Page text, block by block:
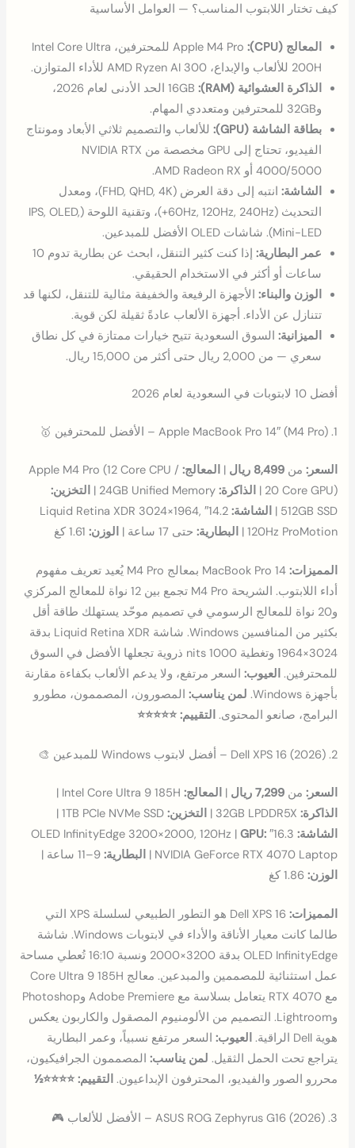
كيف تختار اللابتوب المناسب؟ — العوامل الأساسية
المعالج (CPU):
Apple M4 Pro للمحترفين، Intel Core Ultra
200H للألعاب والإبداع، AMD Ryzen AI 300 للأداء المتوازن.
الذاكرة العشوائية (RAM):
16GB الحد الأدنى لعام 2026،
و32GB للمحترفين ومتعددي المهام.
بطاقة الشاشة (GPU):
للألعاب والتصميم ثلاثي الأبعاد ومونتاج
الفيديو، تحتاج إلى GPU مخصصة من NVIDIA RTX
4000/5000 أو AMD Radeon RX.
الشاشة:
انتبه إلى دقة العرض (FHD, QHD, 4K)، ومعدل
التحديث (60Hz, 120Hz, 240Hz+)، وتقنية اللوحة (IPS, OLED,
Mini-LED). شاشات OLED الأفضل للمبدعين.
عمر البطارية:
إذا كنت كثير التنقل، ابحث عن بطارية تدوم 10
ساعات أو أكثر في الاستخدام الحقيقي.
الوزن والبناء: الأجهزة الرفيعة والخفيفة مثالية للتنقل، لكنها قد
تتنازل عن الأداء. أجهزة الألعاب عادةً ثقيلة لكن قوية.
الميزانية: السوق السعودية تتيح خيارات ممتازة في كل نطاق
سعري — من 2,000 ريال حتى أكثر من 15,000 ريال.
أفضل 10 لابتوبات في السعودية لعام 2026
1. Apple MacBook Pro 14″ (M4 Pro) – الأفضل للمحترفين 🥇
السعر: من8,499 ريال |المعالج: Apple M4 Pro (12 Core CPU /
20 Core GPU) |
الذاكرة: 24GB Unified Memory |
التخزين:
512GB SSD |
الشاشة:
14.2″ Liquid Retina XDR 3024×1964,
120Hz ProMotion |
البطارية: حتى 17 ساعة | الوزن:
المميزات:
MacBook Pro 14 بمعالج M4 Pro يُعيد تعريف مفهوم
أداء اللابتوب. الشريحة M4 Pro تجمع بين 12 نواة للمعالج المركزي
و20 نواة للمعالج الرسومي في تصميم موحّد يستهلك طاقة أقل
بكثير من المنافسين Windows. شاشة Liquid Retina XDR بدقة
3024×1964 وتغطية 1000 nits ذروية تجعلها الأفضل في السوق
للمحترفين.العيوب: السعر مرتفع، ولا يدعم الألعاب بكفاءة مقارنة
بأجهزة Windows.
لمن يناسب: المصورون، المصممون، مطورو
البرامج، صانعو المحتوى.التقييم: ⭐⭐⭐⭐⭐
2. Dell XPS 16 (2026) – أفضل لابتوب Windows للمبدعين 🎨
السعر: من7,299 ريال | المعالج:
الذاكرة:
التخزين: 1TB PCIe NVMe SSD |
الشاشة:
GPU:
NVIDIA GeForce RTX 4070 Laptop |
البطارية: 9–11 ساعة |
الوزن: 1.86 كغ
المميزات:
Dell XPS 16 هو التطور الطبيعي لسلسلة XPS التي
طالما كانت معيار الأناقة والأداء في لابتوبات Windows. شاشة
OLED InfinityEdge بدقة 3200×2000 ونسبة 16:10 تُعطي مساحة
عمل استثنائية للمصممين والمبدعين. معالج Core Ultra 9 185H
مع RTX 4070 يتعامل بسلاسة مع Adobe Premiere وPhotoshop
وLightroom. التصميم من الألومنيوم المصقول والكاربون يعكس
هوية Dell الراقية.
العيوب: السعر مرتفع نسبياً، وعمر البطارية
يتراجع تحت الحمل الثقيل. لمن يناسب: المصممون الجرافيكيون،
محررو الصور والفيديو، المحترفون الإبداعيون.التقييم: ⭐⭐⭐⭐½
3. ASUS ROG Zephyrus G16 (2026) – الأفضل للألعاب 🎮